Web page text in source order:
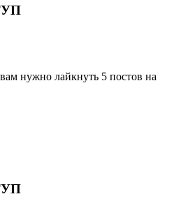
нужно лайкнуть 5 постов на